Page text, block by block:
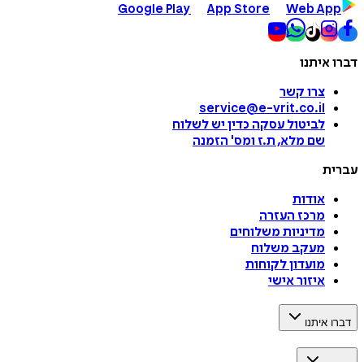
Google Play
App Store Web App
דברו איתנו
צרו קשר
service@e-vrit.co.il
לביטול עסקה כדין יש לשלוח
שם מלא, ת.ז ומס' הזמנה
עברית
אודות
מרכז העזרה
מדיניות משלוחים
מעקב משלוח
מועדון לקוחות
איזור אישי
דברו איתנו